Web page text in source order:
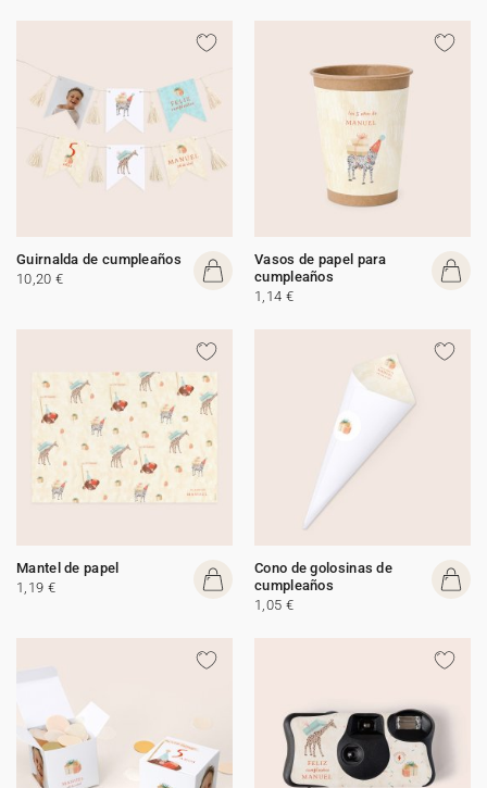
Guirnalda de cumpleaños
10,20 €
Vasos de papel para
cumpleaños
1,14 €
Mantel de papel
1,19 €
Cono de golosinas de
cumpleaños
1,05 €